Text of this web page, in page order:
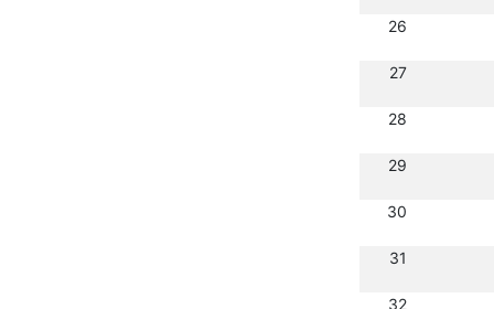
26
27
28
29
30
31
32